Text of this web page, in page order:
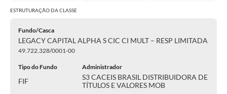
ESTRUTURAÇÃO DACLASSE
Fundo/Casca
LEGACY CAPITAL ALPHA S CIC CI MULT – RESP LIMITADA
49.722.328/0001-00
Tipo do Fundo
FIF
Administrador
S3 CACEIS BRASIL DISTRIBUIDORA DE
TÍTULOS E VALORES MOB